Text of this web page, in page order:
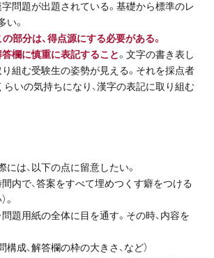
11-3967
:9:30～21:30(定休:日曜・祝日)
問い合わせ・資料請求
字問題が出題されている。基礎から標準のレ
。
部分は、得点源にする必要がある。
答欄に慎重に表記すること。文字の書き表し
り組む受験生の姿勢が見える。それを採点者
らいの気持ちになり、漢字の表記に取り組む
は、以下の点に留意したい。
間内で、答案をすべて埋めつくす癖をつける
。
問題用紙の全体に目を通す。その時、内容を
構成、解答欄の枠の大きさ、など）